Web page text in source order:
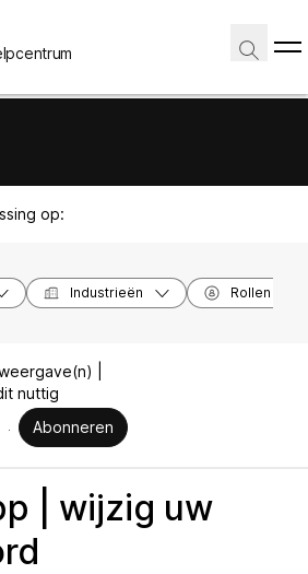
op:
Industrieën Rollen
|
nuttig
Abonneren
| wijzig uw